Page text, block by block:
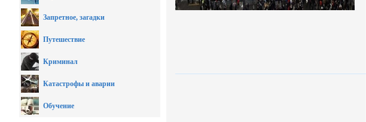
Запретное, загадки
Путешествие
Криминал
Катастрофы и аварии
Обучение